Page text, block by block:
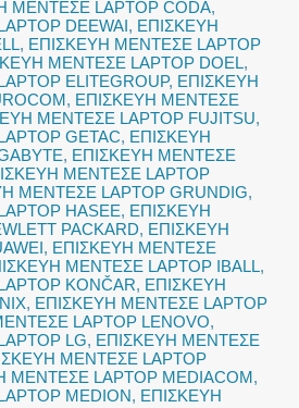
ΜΕΝΤΕΣΕ LAPTOP CODA,
DEEWAI, ΕΠΙΣΚΕΥΗ
, ΕΠΙΣΚΕΥΗ ΜΕΝΤΕΣΕ LAPTOP
ΜΕΝΤΕΣΕ LAPTOP DOEL,
ELITEGROUP, ΕΠΙΣΚΕΥΗ
, ΕΠΙΣΚΕΥΗ ΜΕΝΤΕΣΕ
ΜΕΝΤΕΣΕ LAPTOP FUJITSU,
GETAC, ΕΠΙΣΚΕΥΗ
, ΕΠΙΣΚΕΥΗ ΜΕΝΤΕΣΕ
ΜΕΝΤΕΣΕ LAPTOP
ΜΕΝΤΕΣΕ LAPTOP GRUNDIG,
HASEE, ΕΠΙΣΚΕΥΗ
PACKARD, ΕΠΙΣΚΕΥΗ
, ΕΠΙΣΚΕΥΗ ΜΕΝΤΕΣΕ
ΜΕΝΤΕΣΕ LAPTOP IBALL,
KONČAR, ΕΠΙΣΚΕΥΗ
, ΕΠΙΣΚΕΥΗ ΜΕΝΤΕΣΕ LAPTOP
LAPTOP LENOVO,
LG, ΕΠΙΣΚΕΥΗ ΜΕΝΤΕΣΕ
ΜΕΝΤΕΣΕ LAPTOP
ΜΕΝΤΕΣΕ LAPTOP MEDIACOM,
MEDION, ΕΠΙΣΚΕΥΗ